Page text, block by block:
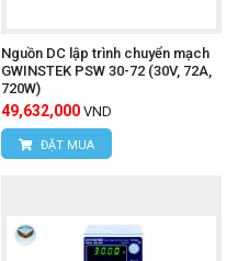
Nguồn DC lập trình chuyển mạch
GWINSTEK PSW 30-72 (30V, 72A,
720W)
49,632,000 VND
ĐẶT MUA